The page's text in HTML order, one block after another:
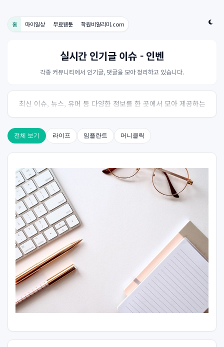
홈 마이일상 무료웹툰 학원비알리미.com
실시간 인기글 이슈 - 인벤
각종 커뮤니티에서 인기글, 댓글을 모아 정리하고 있습니다.
최신 이슈, 뉴스, 유머 등 다양한 정보를 한 곳에서 모아 제공하는
사이트입니다. 오늘의 핫이슈를 한눈에 살펴보세요.
전체 보기 라이프 임플란트 머니클릭